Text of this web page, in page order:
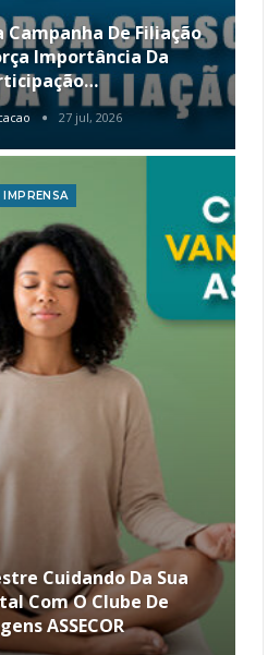
Campanha De Filiação
Importância Da
27 jul, 2026
IMPRENSA
Cuidando Da Sua
Com O Clube De
ASSECOR